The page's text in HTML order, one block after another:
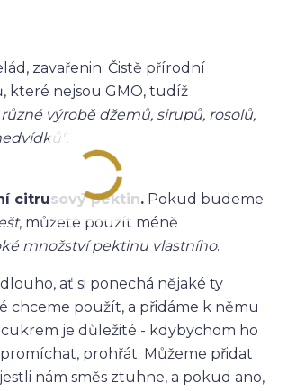
zavařenin. Čistě přírodní
které nejsou GMO, tudíž
výrobě džemů, sirupů, rosolů,
citrusový pektin. Pokud budeme
, můžete použít méně
množství pektinu vlastního.
ať si ponechá nějaké ty
chceme použít, a přidáme k němu
je důležité - kdybychom ho
prohřát. Můžeme přidat
nám směs ztuhne, a pokud ano,